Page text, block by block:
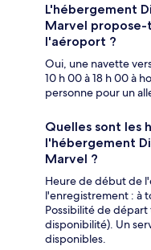
L'hébergement
Marvel
l'aéroport ?
Oui, une navette
10 h 00 à 18 h 00 à
personne pour un
Quelles sont les
l'hébergement
Marvel ?
Heure de début de
l'enregistrement : à
Possibilité de
disponibilité). Un
disponibles.